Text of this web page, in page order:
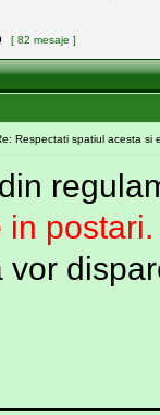
[ 82 mesaje ]
Respectati spatiul acesta si
in postari.
vor